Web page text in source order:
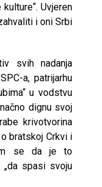
Uvjeren
i oni Srbi
svih nadanja
a, patrijarhu
u vodstvu
dignu svoj
krivotvorina
bratskoj Crkvi i
se da je to
spasi svoju